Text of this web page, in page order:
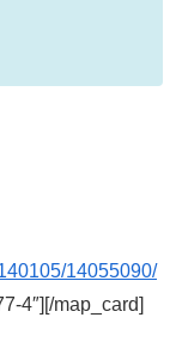
14055090/
4″][/map_card]